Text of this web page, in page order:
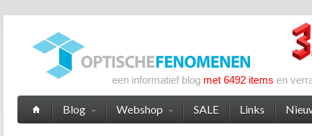
een informatief blog met 6492 items en
Blog Webshop SALE Links